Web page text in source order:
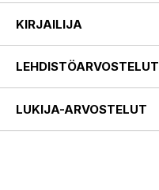
KIRJAILIJA
LEHDISTÖARVOSTELUT
LUKIJA-ARVOSTELUT